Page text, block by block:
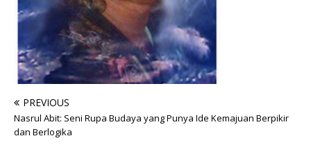
PREVIOUS
Nasrul Abit: Seni Rupa Budaya yang Punya Ide Kemajuan Berpikir
dan Berlogika